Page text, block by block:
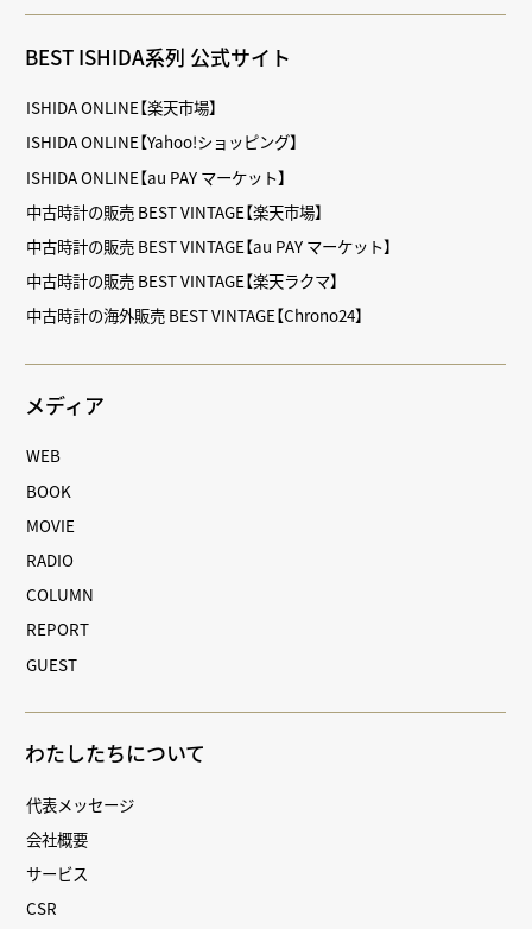
BEST ISHIDA系列 公式サイト
ISHIDA ONLINE【楽天市場】
ISHIDA ONLINE【Yahoo!ショッピング】
ISHIDA ONLINE【au PAY マーケット】
中古時計の販売 BEST VINTAGE【楽天市場】
中古時計の販売 BEST VINTAGE【au PAY マーケット】
中古時計の販売 BEST VINTAGE【楽天ラクマ】
中古時計の海外販売 BEST VINTAGE【Chrono24】
メディア
WEB
BOOK
MOVIE
RADIO
COLUMN
REPORT
GUEST
わたしたちについて
代表メッセージ
会社概要
サービス
CSR